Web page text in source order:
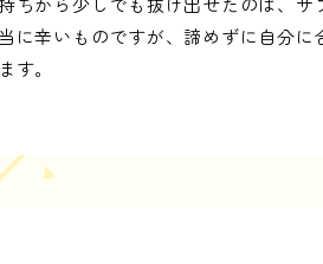
に辛いものですが、諦めずに自分
す。